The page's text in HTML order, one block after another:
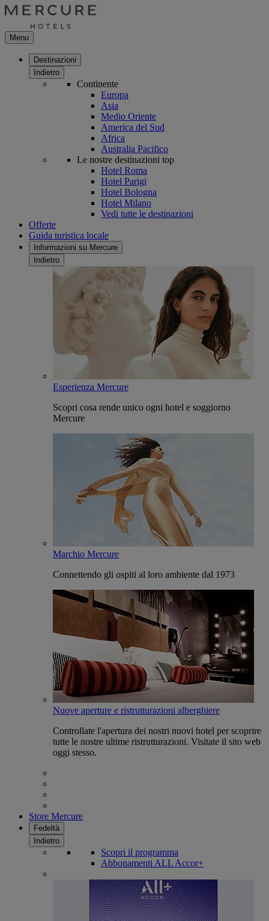
Menu
Destinazioni
Indietro
Continente
Europa
Asia
Medio Oriente
America del Sud
Africa
Australia Pacifico
Le nostre destinazioni top
Hotel Roma
Hotel Parigi
Hotel Bologna
Hotel Milano
Vedi tutte le destinazioni
Offerte
Guida turistica locale
Informazioni su Mercure
Indietro
Esperienza Mercure
Scopri cosa rende unico ogni hotel e soggiorno
Mercure
Marchio Mercure
Connettendo gli ospiti al loro ambiente dal 1973
Nuove aperture e ristrutturazioni alberghiere
Controllate l'apertura dei nostri nuovi hotel per scoprire
tutte le nostre ultime ristrutturazioni. Visitate il sito web
oggi stesso.
Store Mercure
Fedeltà
Indietro
Scopri il programma
Abbonamenti ALL Accor+